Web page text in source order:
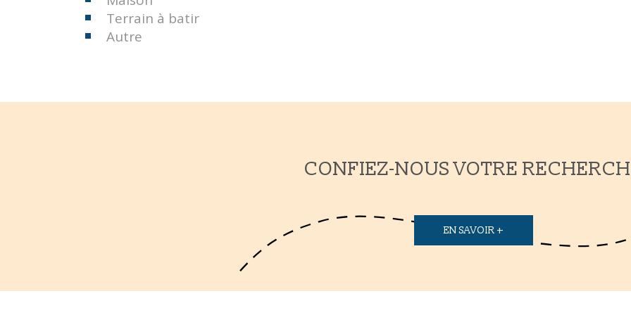
Terrain à batir
Autre
CONFIEZ-NOUS VOTRE
EN SAVOIR +